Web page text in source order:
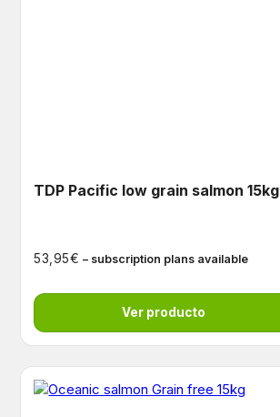
TDP Pacific low grain salmon 15kg
53,95€ – subscription plans available
Ver producto